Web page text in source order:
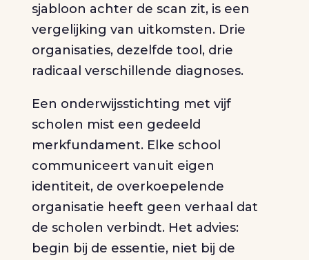
sjabloon achter de scan zit, is een
vergelijking van uitkomsten. Drie
organisaties, dezelfde tool, drie
radicaal verschillende diagnoses.
Een onderwijsstichting met vijf
scholen mist een gedeeld
merkfundament. Elke school
communiceert vanuit eigen
identiteit, de overkoepelende
organisatie heeft geen verhaal dat
de scholen verbindt. Het advies:
begin bij de essentie, niet bij de